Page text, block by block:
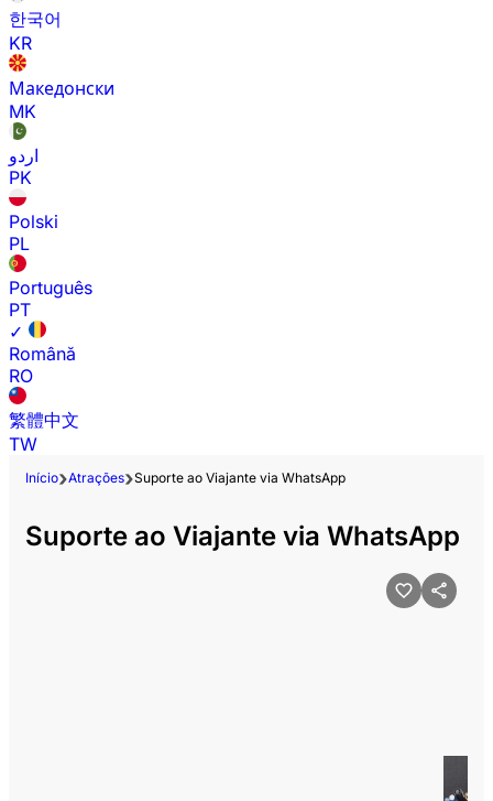
한국어
KR
Македонски
MK
اردو
PK
Polski
PL
Português
PT
✓
Română
RO
繁體中文
TW
Início Atrações Suporte ao Viajante via WhatsApp
Suporte ao Viajante via WhatsApp